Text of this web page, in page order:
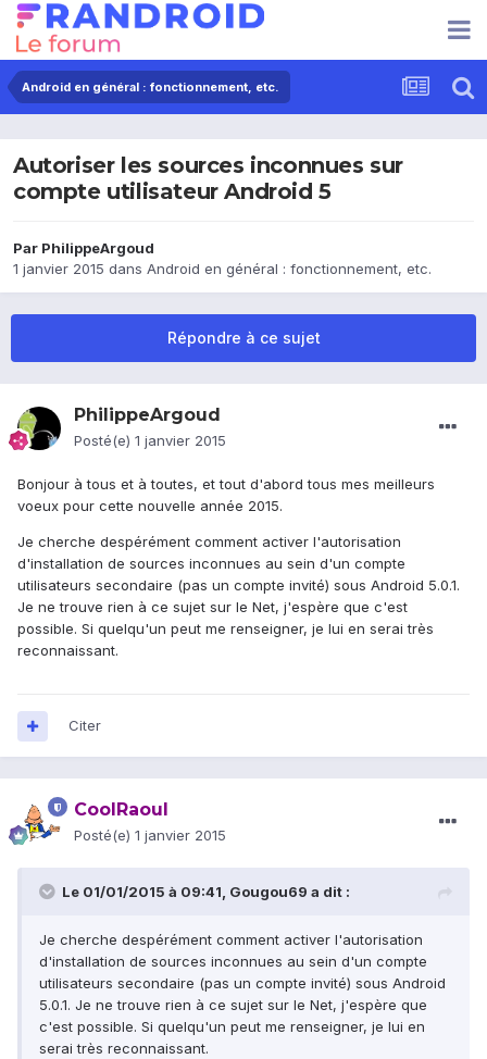
Android en général : fonctionnement, etc.
Autoriser les sources inconnues sur
compte utilisateur Android 5
Par PhilippeArgoud
1 janvier 2015 dans Android en général : fonctionnement, etc.
Répondre à ce sujet
PhilippeArgoud
Posté(e) 1 janvier 2015
Bonjour à tous et à toutes, et tout d'abord tous mes meilleurs
voeux pour cette nouvelle année 2015.
Je cherche despérément comment activer l'autorisation
d'installation de sources inconnues au sein d'un compte
utilisateurs secondaire (pas un compte invité) sous Android 5.0.1.
Je ne trouve rien à ce sujet sur le Net, j'espère que c'est
possible. Si quelqu'un peut me renseigner, je lui en serai très
reconnaissant.
Citer
CoolRaoul
Posté(e) 1 janvier 2015
Le 01/01/2015 à 09:41, Gougou69 a dit :
Je cherche despérément comment activer l'autorisation
d'installation de sources inconnues au sein d'un compte
utilisateurs secondaire (pas un compte invité) sous Android
5.0.1. Je ne trouve rien à ce sujet sur le Net, j'espère que
c'est possible. Si quelqu'un peut me renseigner, je lui en
serai très reconnaissant.